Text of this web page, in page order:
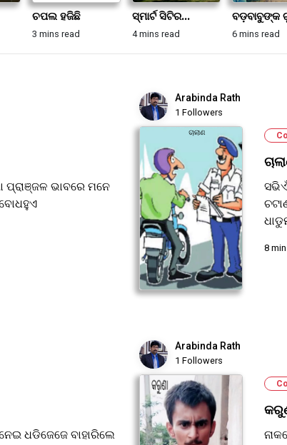
ଚପଲ ହଜିଛି
3 mins read
ସ୍ମାର୍ଟ ସିଟିର...
4 mins read
ବଡ଼ବାବୁଙ୍କ
6 mins read
ପ୍ରାଞ୍ଜଳ ଭାବରେ ମନେ
Arabinda Rath
1 Followers
8
ଧଡିଜେଜେ ବାହାରିଲେ
Arabinda Rath
1 Followers